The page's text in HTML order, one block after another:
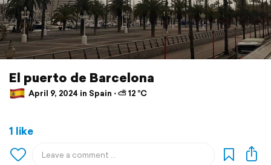
El puerto de Barcelona
April 9, 2024 in Spain ⋅ ⛅ 12 °C
1 like